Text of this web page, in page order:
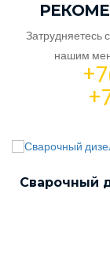
Затрудняетесь
нашим
Сварочный